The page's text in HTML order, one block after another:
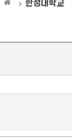
한성대학교